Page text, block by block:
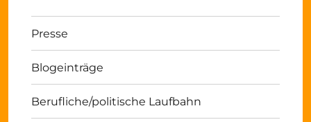
Presse
Blogeinträge
Berufliche/politische Laufbahn